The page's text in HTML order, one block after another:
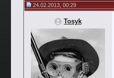
24.02.2013, 00:29
Tosyk